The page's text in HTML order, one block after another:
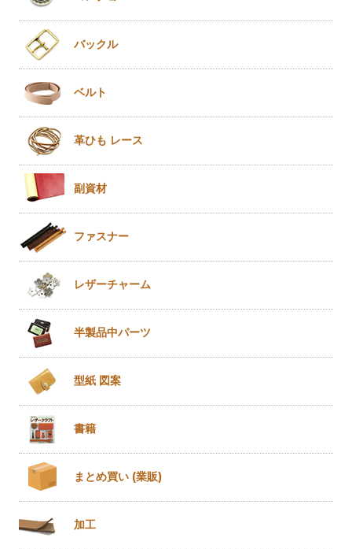
バックル
ベルト
革ひも レース
副資材
ファスナー
レザーチャーム
半製品中パーツ
型紙 図案
書籍
まとめ買い (業販)
加工